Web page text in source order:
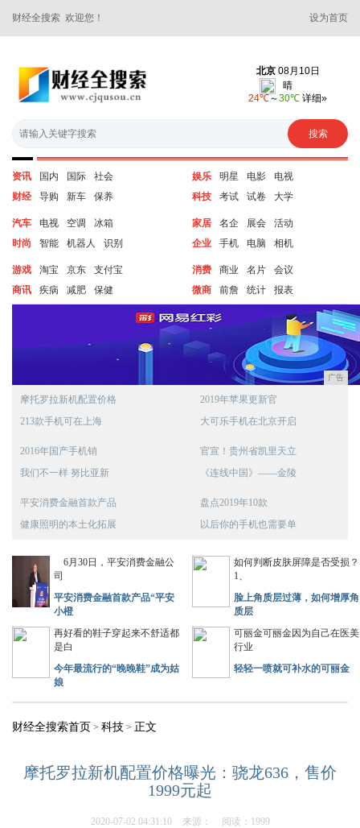
财经全搜索 欢迎您！ 设为首页
资讯 国内 国际
社会
财经
导购 新车 保养
娱乐 明星 电影
电视
科技
考试 试卷 大学
汽车 电视 空调
冰箱
时尚
智能 机器人 识别
家居 名企 展会
活动
企业
手机 电脑 相机
游戏 淘宝 京东
支付宝
商讯
疾病 减肥 保健
消费 商业 名片
会议
微商
前詹 统计 报表
广告
摩托罗拉新机配置价格
213款手机可在上海
2019年苹果更新官
大可乐手机在北京开启
2016年国产手机销
我们不一样 努比亚新
官宣！贵州省凯里天立
《连线中国》——金陵
平安消费金融首款产品
健康照明的本土化拓展
盘点2019年10款
以后你的手机也需要单
6月30日，平安消费金融公
司
平安消费金融首款产品“平安
小橙
如何判断皮肤屏障是否受损？
1、
脸上角质层过薄，如何增厚角
质层
再好看的鞋子穿起来不舒适都
是白
今年最流行的“晚晚鞋”成为姑
娘
可丽金可丽金因为自己在医美
行业
轻轻一喷就可补水的可丽金
财经全搜索首页 > 科技 > 正文
摩托罗拉新机配置价格曝光：骁龙636，售价
1999元起
2020-07-02 04:31:10 来源： 阅读：1999